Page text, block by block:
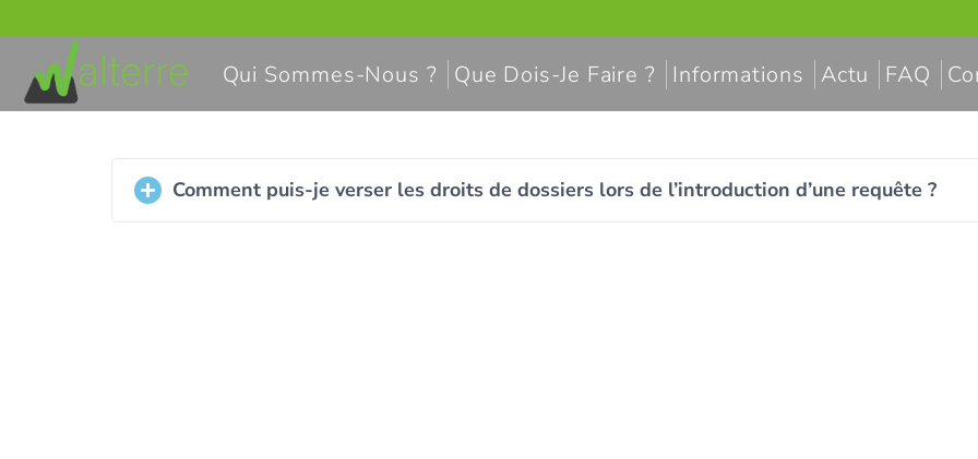
Qui Sommes-Nous ? Que Dois-Je Faire ? Informations Actu FAQ
Comment puis-je verser les droits de dossiers lors de l’introduction d’une requête ?